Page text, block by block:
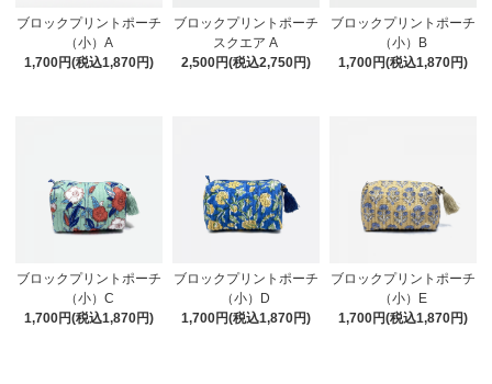
ブロックプリントポーチ
（小）A
1,700円(税込1,870円)
ブロックプリントポーチ
スクエア A
2,500円(税込2,750円)
ブロックプリントポーチ
（小）B
1,700円(税込1,870円)
ブロックプリントポーチ
（小）C
1,700円(税込1,870円)
ブロックプリントポーチ
（小）D
1,700円(税込1,870円)
ブロックプリントポーチ
（小）E
1,700円(税込1,870円)